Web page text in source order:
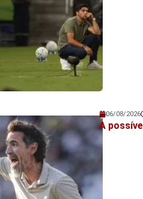
Veja
06/08/2026
A